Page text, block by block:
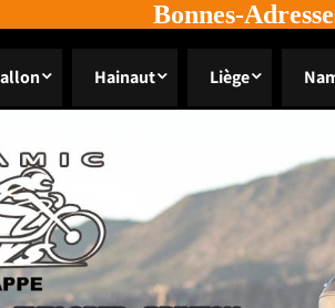
Bonnes-
Hainaut Liège